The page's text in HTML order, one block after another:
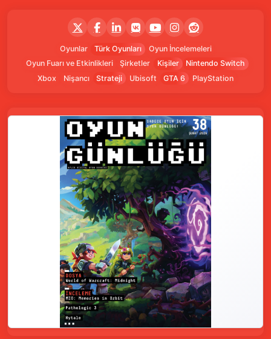
Oyunlar Türk Oyunları
Oyun İncelemeleri
Oyun Fuarı ve Etkinlikleri
Şirketler Kişiler
Nintendo Switch
Xbox
Nişancı Strateji Ubisoft GTA 6 PlayStation